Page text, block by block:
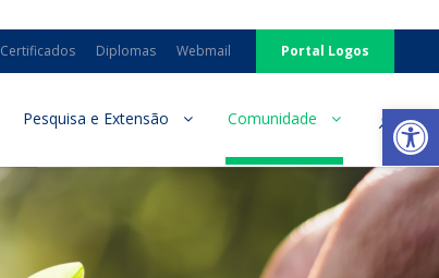
Certificados Diplomas Webmail Portal Logos
Pesquisa e Extensão Comunidade